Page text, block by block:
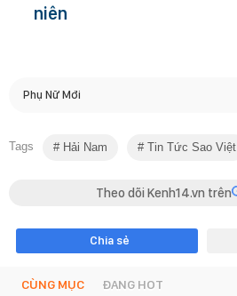
niên
Phụ Nữ Mới
Tags Hải Nam Tin Tức Sao Việt
Theo dõi Kenh14.vn trên
Chia sẻ
CÙNG MỤC ĐANG HOT